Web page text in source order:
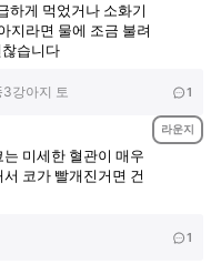
하게 먹었거나 소화기
지라면 물에 조금 불려
습니다
강아지 토 1
라운지
미세한 혈관이 매우
코가 빨개진거면 건
1